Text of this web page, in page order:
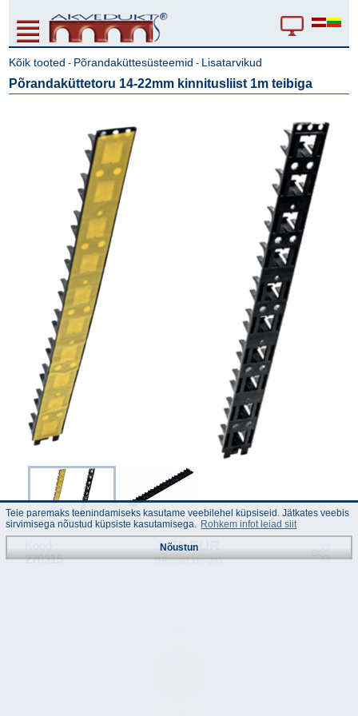
Kõik tooted - Põrandaküttesüsteemid - Lisatarvikud
Põrandaküttetoru 14-22mm kinnitusliist 1m teibiga
270315
1.70 EUR
(Hinnad km-ga)
Teie paremaks teenindamiseks kasutame veebilehel küpsiseid. Jätkates veebis
sirvimisega nõustud küpsiste kasutamisega. Rohkem infot leiad siit
Nõustun